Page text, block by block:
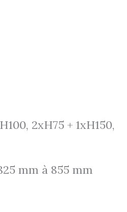
2xH75 + 1xH150,
mm à 855 mm